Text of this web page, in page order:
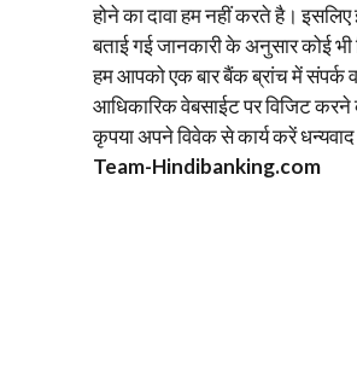
होने का दावा हम नहीं करते है।
बताई गई जानकारी के अनुसार कोई
हम आपको एक बार बैंक ब्रांच में संपर्क
आधिकारिक वेबसाईट पर विजिट
कृपया अपने विवेक से कार्य करें
Team-Hindibanking.com